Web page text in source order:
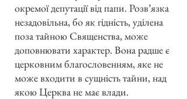
окремої депутації від папи. Розв’язка
незадовільна, бо як гідність, уділена
поза тайною Священства, може
доповнювати характер. Вона радше є
церковним благословенням, яке не
може входити в сущність тайни, над
якою Церква не має влади.